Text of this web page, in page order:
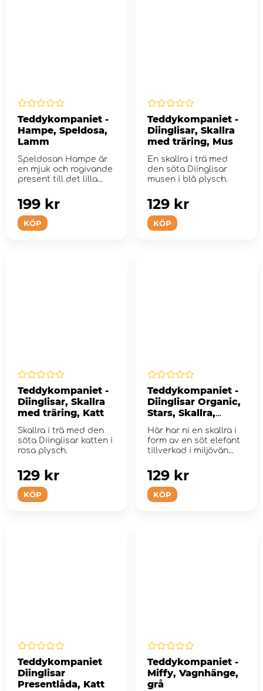
Teddykompaniet -
Hampe, Speldosa,
Lamm
Speldosan Hampe är
en mjuk och rogivande
present till det lilla
KÖP
199 kr
Teddykompaniet -
Diinglisar, Skallra
med träring, Mus
En skallra i trä med
den söta Diinglisar
musen i blå plysch.
KÖP
129 kr
Teddykompaniet -
Diinglisar, Skallra
med träring, Katt
Skallra i trä med den
söta Diinglisar katten i
rosa plysch.
KÖP
129 kr
Teddykompaniet -
Diinglisar Organic,
Stars, Skallra,
elefant
Här har ni en skallra i
form av en söt elefant
tillverkad i miljövän...
KÖP
129 kr
Teddykompaniet
Diinglisar
Presentlåda, Katt
Teddykompaniet -
Miffy, Vagnhänge,
grå